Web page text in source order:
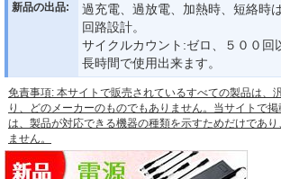
新品の出品:
過充電、過放電、加熱時、短絡時
回路設計。
サイクルカウント:ゼロ、５００回
長時間で使用出来ます。
免責事項: 本サイトで販売されているすべての製品は、
り、どのメーカーのものでもありません。当サイトで
は、製品が対応できる機器の種類を示すためだけであり
ません。